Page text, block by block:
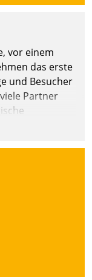
vor einem
das erste
und Besucher
Partner